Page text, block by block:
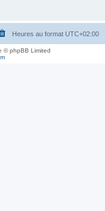
Heures au format UTC+02:00
© phpBB Limited